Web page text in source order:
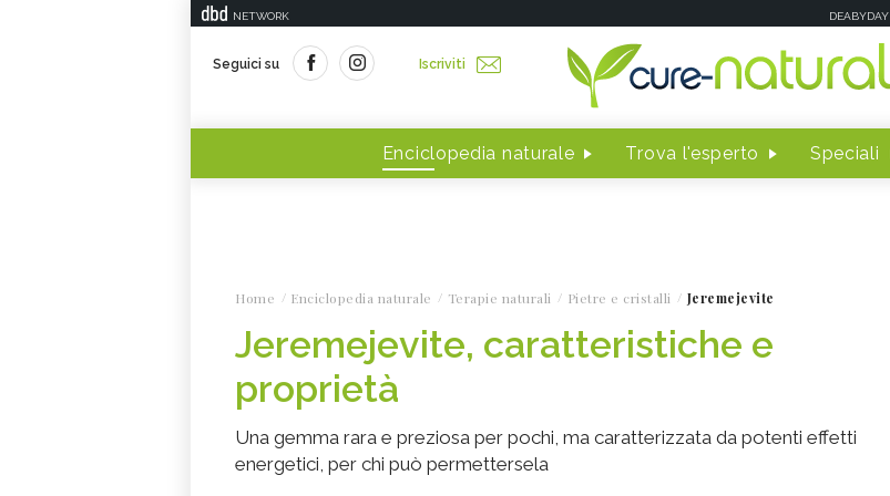
NETWORK DEABYDAY
Seguici su Iscriviti
Enciclopedia naturale Trova l'esperto Speciali
Home Enciclopedia naturale Terapie naturali Pietre e cristalli Jeremejevite
Jeremejevite, caratteristiche e
proprietà
Una gemma rara e preziosa per pochi, ma caratterizzata da potenti effetti
energetici, per chi può permettersela